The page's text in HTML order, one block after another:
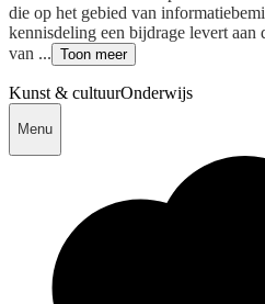
die op het gebied van
kennisdeling een bijdrage levert aan
van ... Toon meer
Kunst & cultuurOnderwijs
Menu